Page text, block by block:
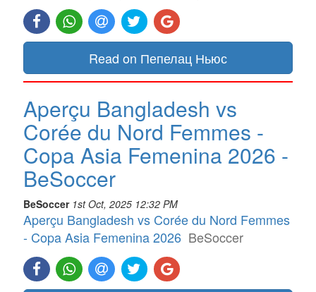
Read on Пепелац Ньюс
Aperçu Bangladesh vs
Corée du Nord Femmes -
Copa Asia Femenina 2026 -
BeSoccer
BeSoccer 1st Oct, 2025 12:32 PM
Aperçu Bangladesh vs Corée du Nord Femmes
- Copa Asia Femenina 2026 BeSoccer